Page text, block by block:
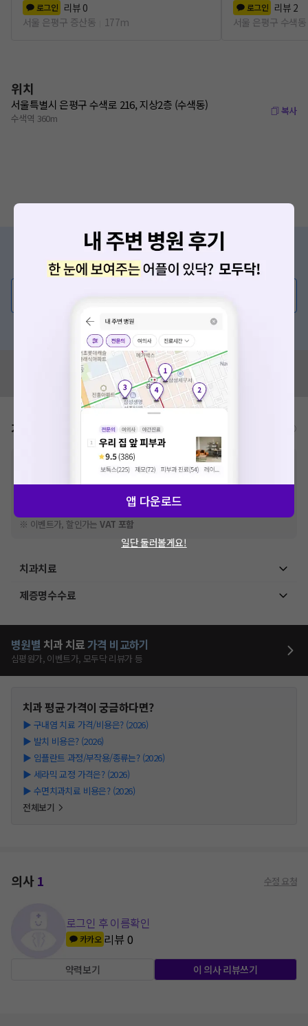
로그인 리뷰 0
서울 은평구 증산동
177m
로그인 리뷰 2
서울 은평구 수색동
위치
서울특별시 은평구 수색로 216, 지상2층 (수색동)
수색역 360m
복사
증상/치료, 궁금한 점이 있나요?
의사가 직접 답해드려요!
혹은, 의료상담 서비스에 다양한 게시글 보러가기
혹시 잘못된 병원정보가 있나요?
모두닥 팀에 알려주세요!
가격표
비급여 항목의 경우,추가비용 등으로 실제 가격과 상이할 수 있으니, 정확
한 가격은 해당 의료기관에 직접 문의해주세요.
※급여 항목의 경우,건강보험심사평가원에 고지되어 있는 급여 진료 기준 가
격입니다. (진료와 연관된 복합적인 비용이 추가되어, 병원마다 금액이 다르게
산정될 수 있는 점 참고 바랍니다.)
※ 이벤트가, 할인가는VAT 포함
치과치료
제증명수수료
병원별 치과 치료가격 비교하기
심평원가, 이벤트가, 모두닥 리뷰가 등
치과평균 가격이 궁금하다면?
▶ 구내염 치료 가격/비용은? (2026)
▶ 발치 비용은? (2026)
▶ 임플란트 과정/부작용/종류는? (2026)
▶ 세라믹 교정 가격은? (2026)
▶ 수면치과치료 비용은? (2026)
전체보기
의사1 수정 요청
로그인 후 이름확인
카카오 리뷰0
약력보기 이 의사 리뷰쓰기
앱 다운로드
일단 둘러볼게요!